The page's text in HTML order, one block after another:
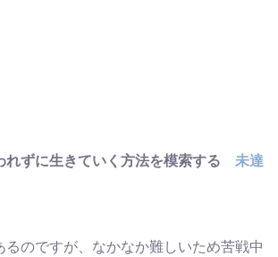
れずに生きていく方法を模索する 未達
るのですが、なかなか難しいため苦戦中